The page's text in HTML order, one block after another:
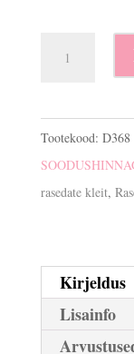
Tootekood: D368
rasedate kleit,
Kirjeldus
Lisainfo